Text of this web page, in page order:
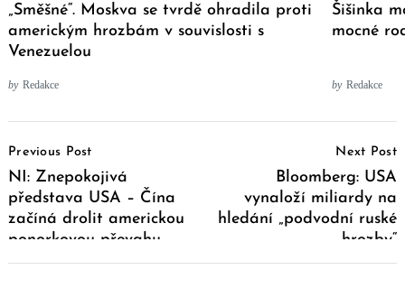
„Směšné“. Moskva se tvrdě ohradila proti
americkým hrozbám v souvislosti s
Venezuelou
by Redakce
Šišinka
mocné
by Redakce
Navigation
Previous Post
NI: Znepokojivá
představa USA – Čína
začíná drolit americkou
ponorkovou převahu
Next Post
Bloomberg: USA
vynaloží miliardy na
hledání „podvodní ruské
hrozby“